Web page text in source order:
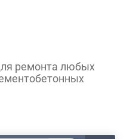
ремонта любых